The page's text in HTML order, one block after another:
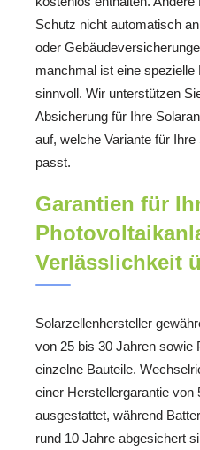
Schutz nicht automatisch
oder
manchmal ist eine
sinnvoll. Wir unterstützen
Absicherung für Ihre
auf, welche Variante für
passt.
Garantien für
Verlässlichkeit
Solarzellenhersteller
von 25 bis 30 Jahren sowie
einzelne Bauteile.
einer Herstellergarantie von
ausgestattet, während
rund 10 Jahre abgesichert